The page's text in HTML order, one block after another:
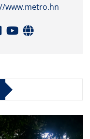
www.metro.hn